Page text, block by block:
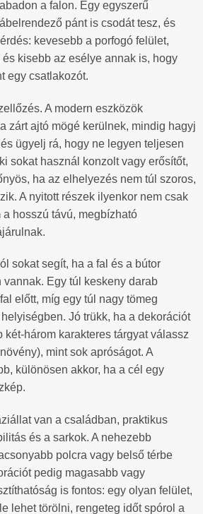
a falon. Egy egyszerű
pánt is csodát tesz, és
kevesebb a porfogó felület,
kisebb az esélye annak is, hogy
egy csatlakozót.
A modern eszközök
zárt ajtó mögé kerülnek, mindig hagyj
ügyelj rá, hogy ne legyen teljesen
sokat használ konzolt vagy erősítőt,
ha az elhelyezés nem túl szoros,
A nyitott részek ilyenkor nem csak
hosszú távú, megbízható
sokat segít, ha a fal és a bútor
Egy túl keskeny darab
előtt, míg egy túl nagy tömeg
Jó trükk, ha a dekorációt
három karakteres tárgyat válassz
mint sok apróságot. A
különösen akkor, ha a cél egy
van a családban, praktikus
és a sarkok. A nehezebb
polcra vagy belső térbe
pedig magasabb vagy
is fontos: egy olyan felület,
lehet törölni, rengeteg időt spórol a